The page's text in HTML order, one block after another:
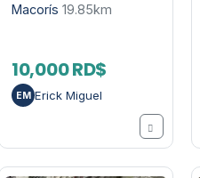
Macorís 19.85km
10,000 RD$
EM Erick Miguel